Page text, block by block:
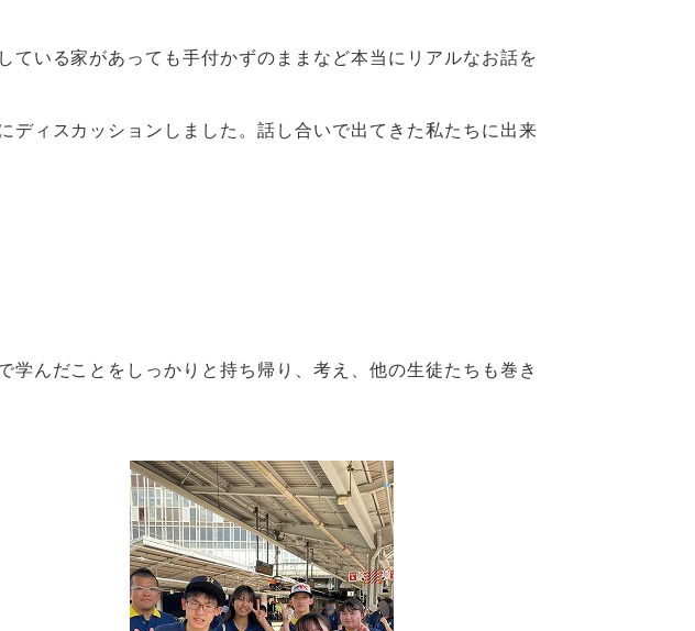
いる家があっても手付かずのままなど本当にリアルなお話を
ィスカッションしました。話し合いで出てきた私たちに出来
んだことをしっかりと持ち帰り、考え、他の生徒たちも巻き